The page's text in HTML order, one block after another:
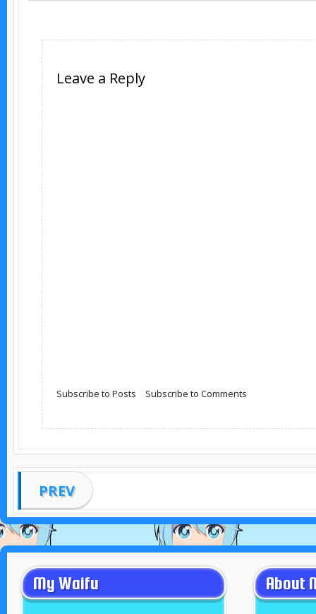
Leave a Reply
Subscribe to Posts Subscribe to Comments
PREV
My Waifu About